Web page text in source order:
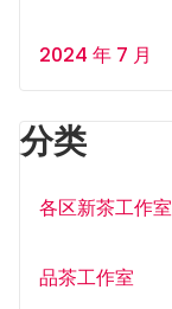
2024 年 7 月
分类
各区新茶工作室
品茶工作室